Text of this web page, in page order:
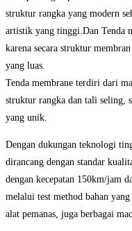
struktur rangka yang modern
artistik yang tinggi.Dan Tenda
karena secara struktur
yang luas.
Tenda membrane terdiri dari
struktur rangka dan tali seling,
yang unik.
Dengan dukungan teknologi
dirancang dengan standar
dengan kecepatan 150km/jam
melalui test method bahan
alat pemanas, juga berbagai